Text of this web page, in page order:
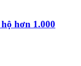
hơn 1.000